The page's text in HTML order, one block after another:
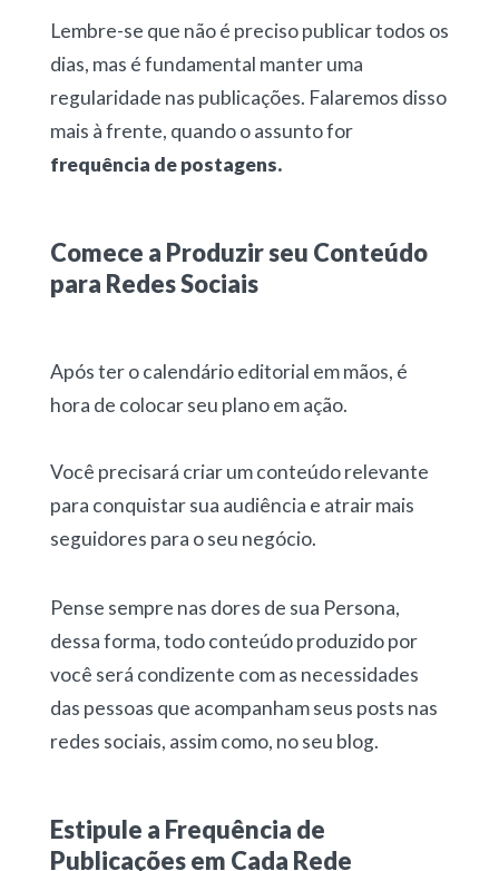
Lembre-se que não é preciso publicar todos os
dias, mas é fundamental manter uma
regularidade nas publicações. Falaremos disso
mais à frente, quando o assunto for
frequência de postagens.
Comece a Produzir seu Conteúdo
para Redes Sociais
Após ter o calendário editorial em mãos, é
hora de colocar seu plano em ação.
Você precisará criar um conteúdo relevante
para conquistar sua audiência e atrair mais
seguidores para o seu negócio.
Pense sempre nas dores de sua Persona,
dessa forma, todo conteúdo produzido por
você será condizente com as necessidades
das pessoas que acompanham seus posts nas
redes sociais, assim como, no seu blog.
Estipule a Frequência de
Publicações em Cada Rede